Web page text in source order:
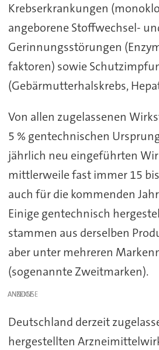
Krebserkrankungen
angeborene Stoffwechsel-
Gerinnungsstörungen
faktoren) sowie
(Gebärmutterhalskrebs,
Von allen zugelassenen
5 % gentechnischen
jährlich neu eingeführten
mittlerweile fast immer 15 bis
auch für die kommenden
Einige gentechnisch
stammen aus derselben
aber unter mehreren
(sogenannte Zweitmarken).
ANZEIGE
Deutschland derzeit
hergestellten